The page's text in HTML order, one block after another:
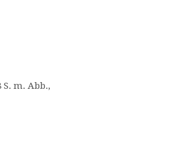
S. m. Abb.,